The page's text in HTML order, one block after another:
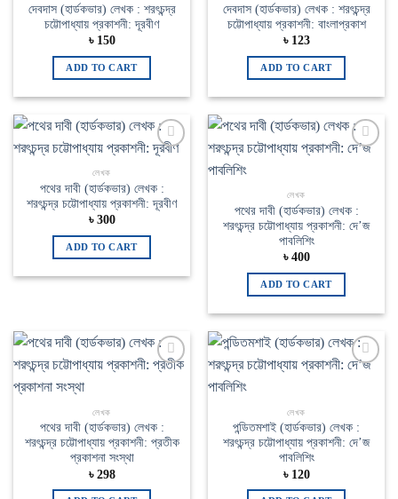
দেবদাস (হার্ডকভার) লেখক : শরৎচন্দ্র
চট্টোপাধ্যায় প্রকাশনী: দূরবীণ
৳ 150
ADD TO CART
দেবদাস (হার্ডকভার) লেখক : শরৎচন্দ্র
চট্টোপাধ্যায় প্রকাশনী: বাংলাপ্রকাশ
৳ 123
ADD TO CART
Add to
লেখক
পথের দাবী (হার্ডকভার) লেখক :
শরৎচন্দ্র চট্টোপাধ্যায় প্রকাশনী: দূরবীণ
৳ 300
ADD TO CART
লেখক
পথের দাবী (হার্ডকভার) লেখক :
শরৎচন্দ্র চট্টোপাধ্যায় প্রকাশনী: দে’জ
পাবলিশিং
৳ 400
ADD TO CART
Add to
লেখক
পথের দাবী (হার্ডকভার) লেখক :
শরৎচন্দ্র চট্টোপাধ্যায় প্রকাশনী: প্রতীক
প্রকাশনা সংস্থা
৳ 298
লেখক
পন্ডিতমশাই (হার্ডকভার) লেখক :
শরৎচন্দ্র চট্টোপাধ্যায় প্রকাশনী: দে’জ
পাবলিশিং
৳ 120